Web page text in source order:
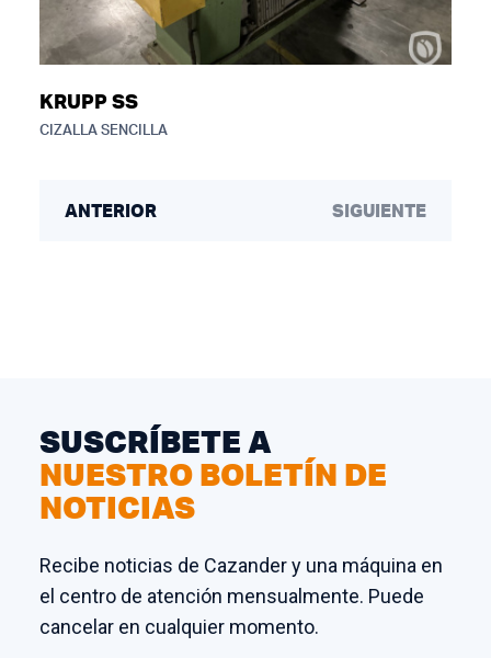
KRUPP SS
CIZALLA SENCILLA
ANTERIOR SIGUIENTE
SUSCRÍBETE A
NUESTRO BOLETÍN DE
NOTICIAS
Recibe noticias de Cazander y una máquina en
el centro de atención mensualmente. Puede
cancelar en cualquier momento.